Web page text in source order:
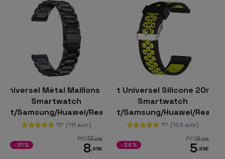
Métal Maillons 20mm pour
Smartwatch
Samsung/Huawei/Realme/Ticwatch
137 (111 avis)
PVC13,00€
8,95€
-31%
Bracelet Universel Silicone 20mm
Smartwatch
Xiaomi/Amazfit/Samsung/Huawei/
117 (103 avis)
PVC8,99€
5,95€
-34%
Bracelet
Xiaomi/